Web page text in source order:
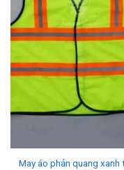
May áo phản quang xanh